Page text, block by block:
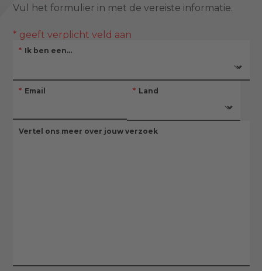
Vul het formulier in met de vereiste informatie.